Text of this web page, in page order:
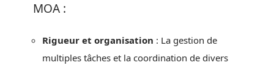
MOA :
Rigueur et organisation : La gestion de
multiples tâches et la coordination de divers